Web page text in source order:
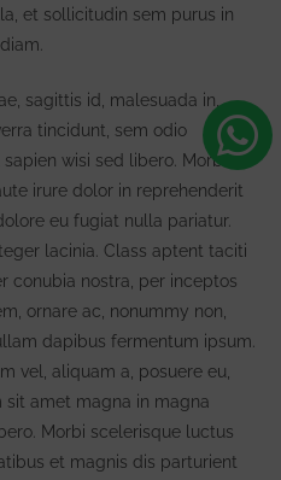
et sollicitudin sem purus in
sagittis id, malesuada in,
tincidunt, sem odio
wisi sed libero. Morbi
irure dolor in reprehenderit
eu fugiat nulla pariatur.
lacinia. Class aptent taciti
conubia nostra, per inceptos
ornare ac, nonummy non,
dapibus fermentum ipsum.
vel, aliquam a, posuere eu,
amet magna in magna
Morbi scelerisque luctus
et magnis dis parturient